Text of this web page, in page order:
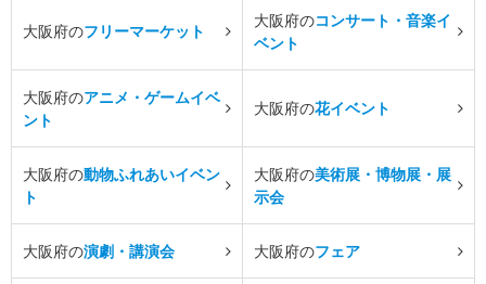
大阪府のフリーマーケット
大阪府のコンサート・音楽イ
ベント
大阪府のアニメ・ゲームイベ
ント
大阪府の花イベント
大阪府の動物ふれあいイベン
ト
大阪府の美術展・博物展・展
示会
大阪府の演劇・講演会 大阪府のフェア